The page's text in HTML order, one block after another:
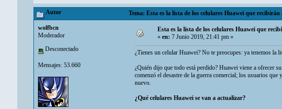
Autor Tema: Esta es la lista de los celulares Huawei que
wolfbcn
Moderador
Desconectado
Mensajes: 53.660
Esta es la lista de los celulares Huawei que
«en:7 Junio 2019, 21:41 pm »
¿Tienes un celular Huawei? No te preocupes: ya tenemos
¿Quién dijo que todo está perdido? Huawei viene a ofrecer
comenzó el desastre de la guerra comercial; los usuarios
nuevo.
¿Qué celulares Huawei se van a actualizar?